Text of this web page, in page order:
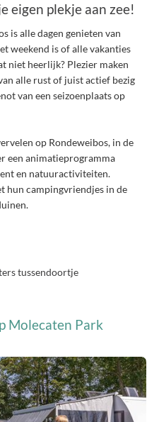
eigen plekje aan zee!
is alle dagen genieten van
weekend is of alle vakanties
niet heerlijk? Plezier maken
alle rust of juist actief bezig
van een seizoenplaats op
op Rondeweibos, in de
een animatieprogramma
en natuuractiviteiten.
hun campingvriendjes in de
tussendoortje
Molecaten Park